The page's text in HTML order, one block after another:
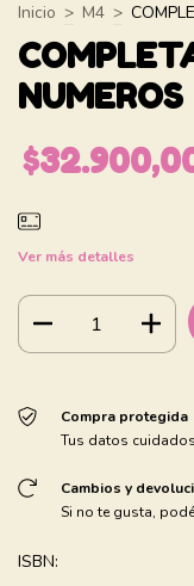
Inicio > M4 >
NUMEROS
Ver más detalles
Compra protegida
Tus datos
Cambios y
Si no te gusta,
ISBN: